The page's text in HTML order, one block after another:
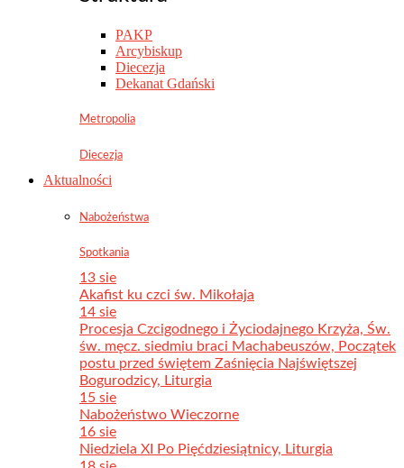
PAKP
Arcybiskup
Diecezja
Dekanat Gdański
Metropolia
Diecezja
Aktualności
Nabożeństwa
Spotkania
13 sie
Akafist ku czci św. Mikołaja
14 sie
Procesja Czcigodnego i Życiodajnego Krzyża, Św.
św. męcz. siedmiu braci Machabeuszów, Początek
postu przed świętem Zaśnięcia Najświętszej
Bogurodzicy, Liturgia
15 sie
Nabożeństwo Wieczorne
16 sie
Niedziela XI Po Pięćdziesiątnicy, Liturgia